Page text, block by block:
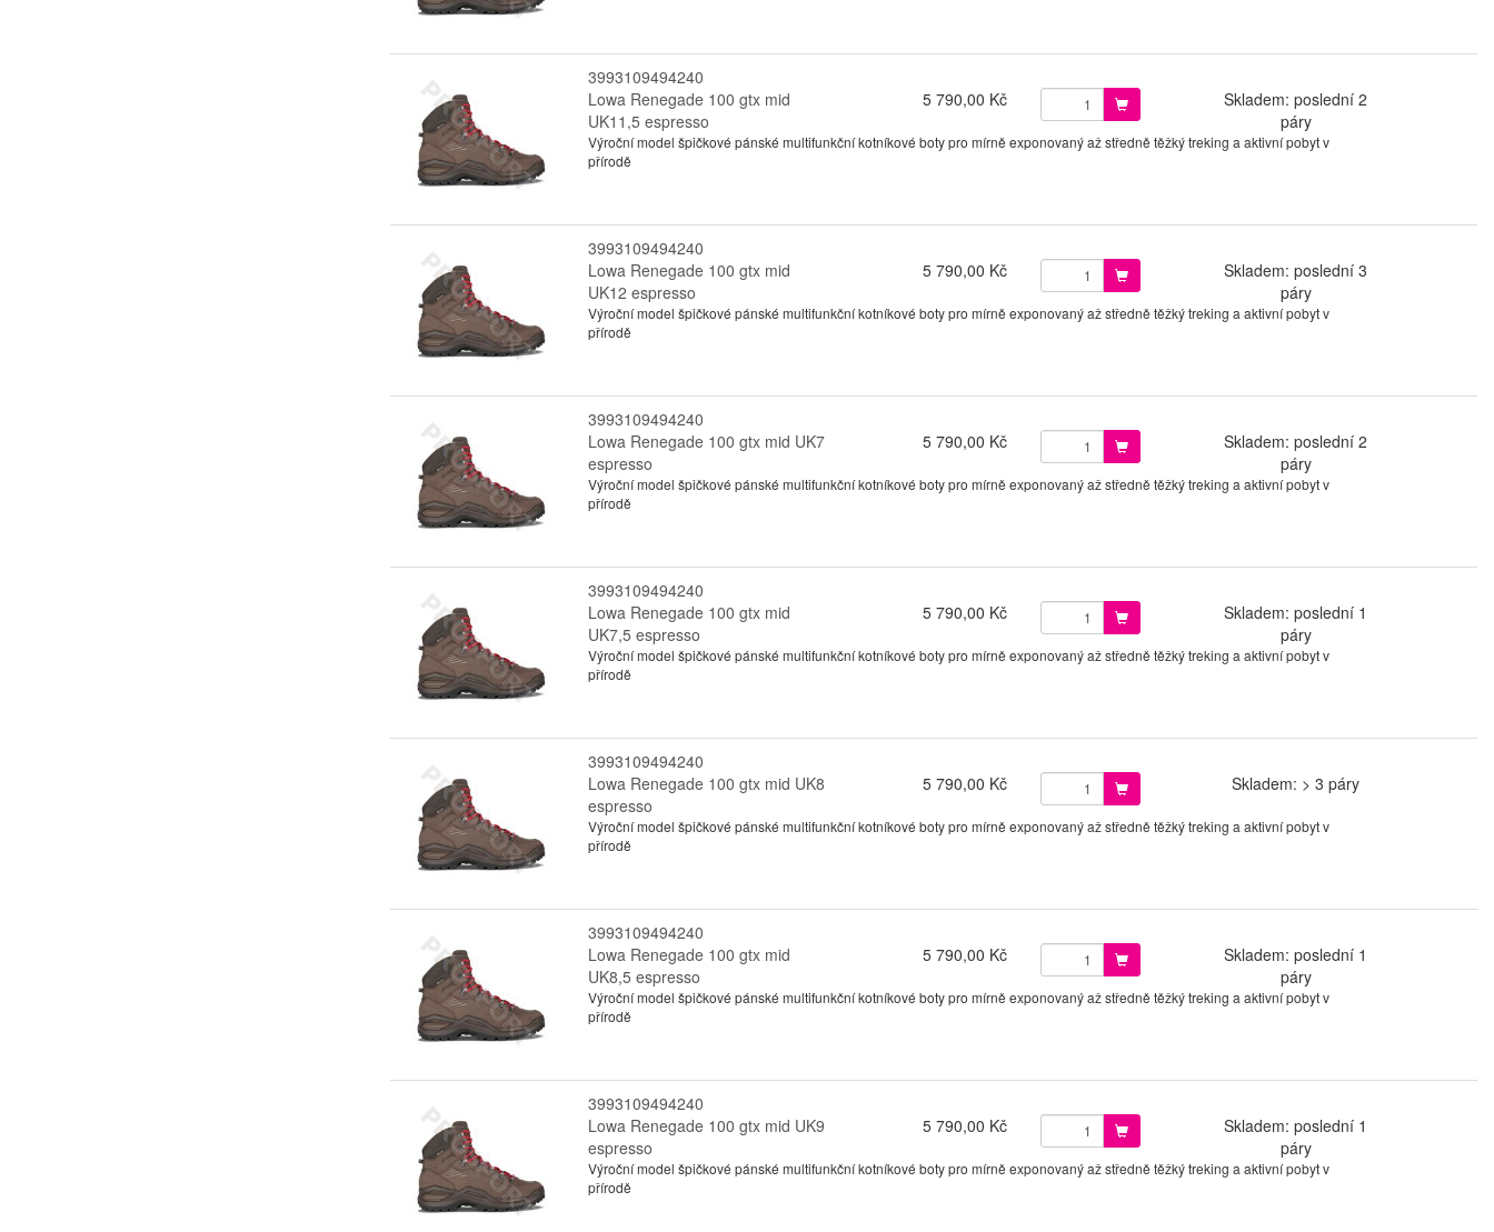
3993109494240
Lowa Renegade 100 gtx mid
UK11,5 espresso
5 790,00 Kč
Skladem: poslední 2
páry
Výroční model špičkové pánské multifunkční kotníkové boty pro mírně exponovaný až středně těžký treking a aktivní pobyt v
přírodě
3993109494240
Lowa Renegade 100 gtx mid
UK12 espresso
5 790,00 Kč
Skladem: poslední 3
páry
Výroční model špičkové pánské multifunkční kotníkové boty pro mírně exponovaný až středně těžký treking a aktivní pobyt v
přírodě
3993109494240
Lowa Renegade 100 gtx mid UK7
espresso
5 790,00 Kč
Skladem: poslední 2
páry
Výroční model špičkové pánské multifunkční kotníkové boty pro mírně exponovaný až středně těžký treking a aktivní pobyt v
přírodě
3993109494240
Lowa Renegade 100 gtx mid
UK7,5 espresso
5 790,00 Kč
Skladem: poslední 1
páry
Výroční model špičkové pánské multifunkční kotníkové boty pro mírně exponovaný až středně těžký treking a aktivní pobyt v
přírodě
3993109494240
Lowa Renegade 100 gtx mid UK8
espresso
5 790,00 Kč Skladem: > 3 páry
Výroční model špičkové pánské multifunkční kotníkové boty pro mírně exponovaný až středně těžký treking a aktivní pobyt v
přírodě
3993109494240
Lowa Renegade 100 gtx mid
UK8,5 espresso
5 790,00 Kč
Skladem: poslední 1
páry
Výroční model špičkové pánské multifunkční kotníkové boty pro mírně exponovaný až středně těžký treking a aktivní pobyt v
přírodě
3993109494240
Lowa Renegade 100 gtx mid UK9
espresso
5 790,00 Kč
Skladem: poslední 1
páry
Výroční model špičkové pánské multifunkční kotníkové boty pro mírně exponovaný až středně těžký treking a aktivní pobyt v
přírodě